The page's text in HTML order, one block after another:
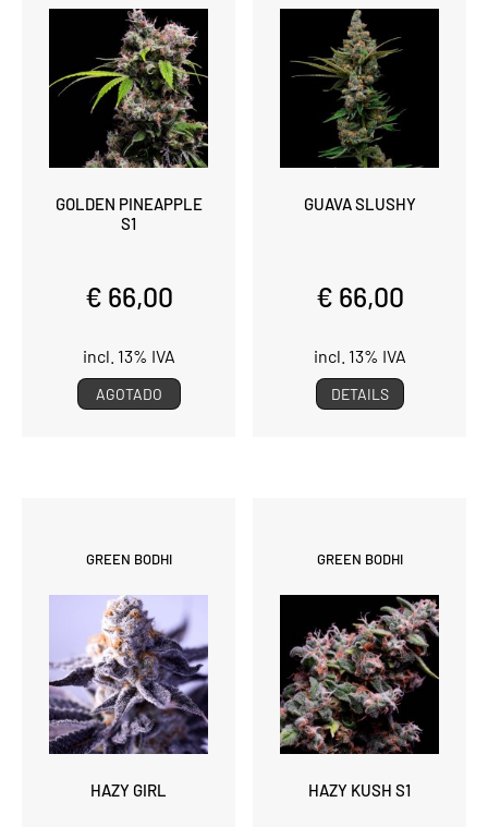
GOLDEN PINEAPPLE
S1
€ 66,00
incl. 13% IVA
AGOTADO
GUAVA SLUSHY
€ 66,00
incl. 13% IVA
DETAILS
GREEN BODHI
HAZY GIRL
GREEN BODHI
HAZY KUSH S1